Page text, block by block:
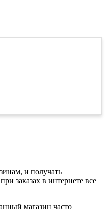
и получать
заказах в интернете все
магазин часто